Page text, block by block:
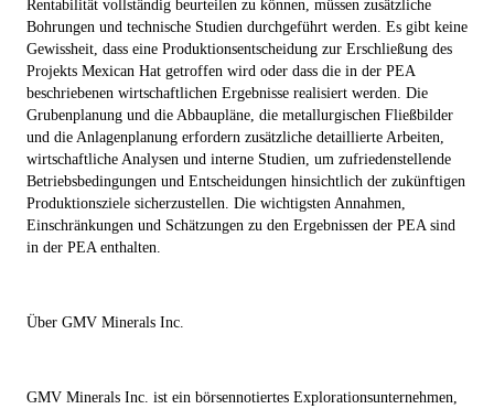
Rentabilität vollständig beurteilen zu können, müssen zusätzliche
Bohrungen und technische Studien durchgeführt werden. Es gibt keine
Gewissheit, dass eine Produktionsentscheidung zur Erschließung des
Projekts Mexican Hat getroffen wird oder dass die in der PEA
beschriebenen wirtschaftlichen Ergebnisse realisiert werden. Die
Grubenplanung und die Abbaupläne, die metallurgischen Fließbilder
und die Anlagenplanung erfordern zusätzliche detaillierte Arbeiten,
wirtschaftliche Analysen und interne Studien, um zufriedenstellende
Betriebsbedingungen und Entscheidungen hinsichtlich der zukünftigen
Produktionsziele sicherzustellen. Die wichtigsten Annahmen,
Einschränkungen und Schätzungen zu den Ergebnissen der PEA sind
in der PEA enthalten.
Über GMV Minerals Inc.
GMV Minerals Inc. ist ein börsennotiertes Explorationsunternehmen,